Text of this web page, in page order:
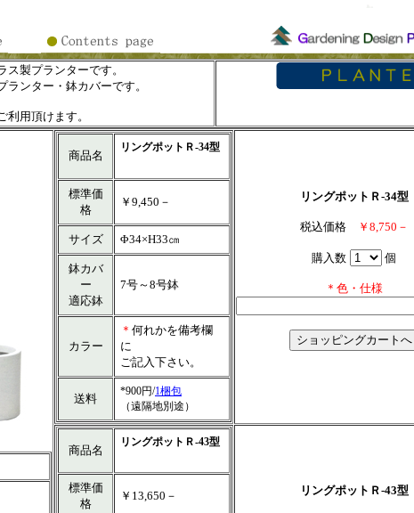
製プランターです。
ンター・鉢カバーです。
用頂けます。
商品名
リングポットＲ-34型
標準価
格
￥9,450－
サイズ Φ34×H33㎝
鉢カバ
ー
適応鉢
7号～8号鉢
カラー
＊ 何れかを備考欄
に
ご記入下さい。
送料
*900円/1梱包
（遠隔地別途）
リングポットＲ-34型
税込価格 ￥8,750－
購入数 個
＊色・仕様
商品名
リングポットＲ-43型
標準価
格
￥13,650－ リングポットＲ-43型